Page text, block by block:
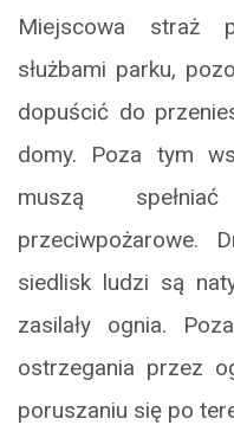
Miejscowa straż
służbami parku,
dopuścić do
domy. Poza tym
muszą
przeciwpożarowe.
siedlisk ludzi są
zasilały ognia.
ostrzegania przez
poruszaniu się po